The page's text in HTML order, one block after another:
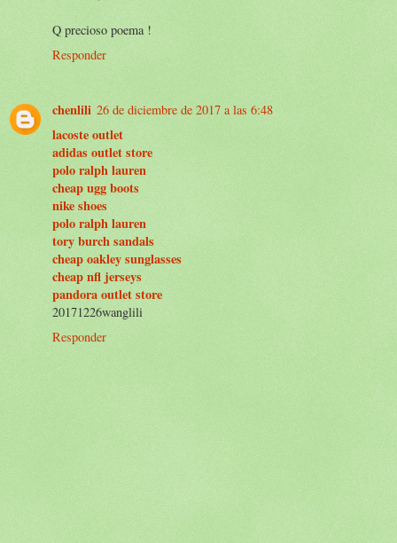
Q precioso poema !
Responder
chenlili 26 de diciembre de 2017 a las 6:48
lacoste outlet
adidas outlet store
polo ralph lauren
cheap ugg boots
nike shoes
polo ralph lauren
tory burch sandals
cheap oakley sunglasses
cheap nfl jerseys
pandora outlet store
20171226wanglili
Responder